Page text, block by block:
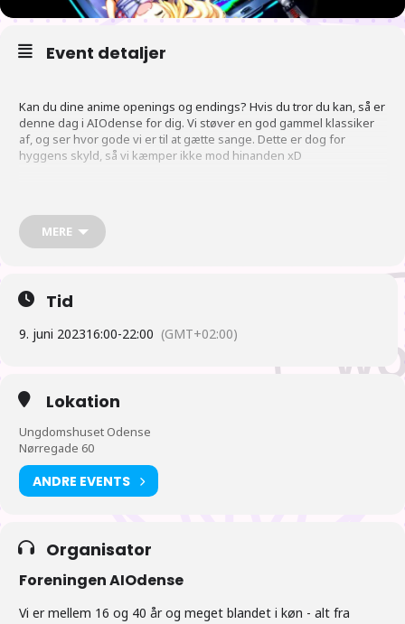
Event detaljer
Kan du dine anime openings og endings? Hvis du tror du kan, så er
denne dag i AIOdense for dig. Vi støver en god gammel klassiker
af, og ser hvor gode vi er til at gætte sange. Dette er dog for
hyggens skyld, så vi kæmper ikke mod hinanden xD
måske at lærer sangene inden quizzen.
18:00 Nyheder fra Japan, med kommende animer, figurer og
hvad der ellers rør sig der over.
Tiderne er vejledende
MERE
Tid
9. juni 202316:00-22:00 (GMT+02:00)
Lokation
Ungdomshuset Odense
Nørregade 60
ANDRE EVENTS
Organisator
Foreningen AIOdense
Vi er mellem 16 og 40 år og meget blandet i køn - alt fra